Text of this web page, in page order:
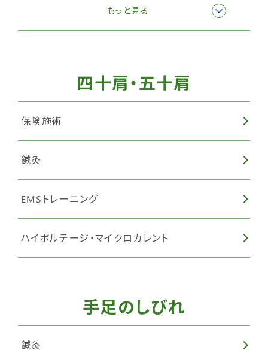
ハイボルテージ・マイクロカレント
もっと見る
四十肩・五十肩
保険施術
鍼灸
EMSトレーニング
ハイボルテージ・マイクロカレント
手足のしびれ
鍼灸